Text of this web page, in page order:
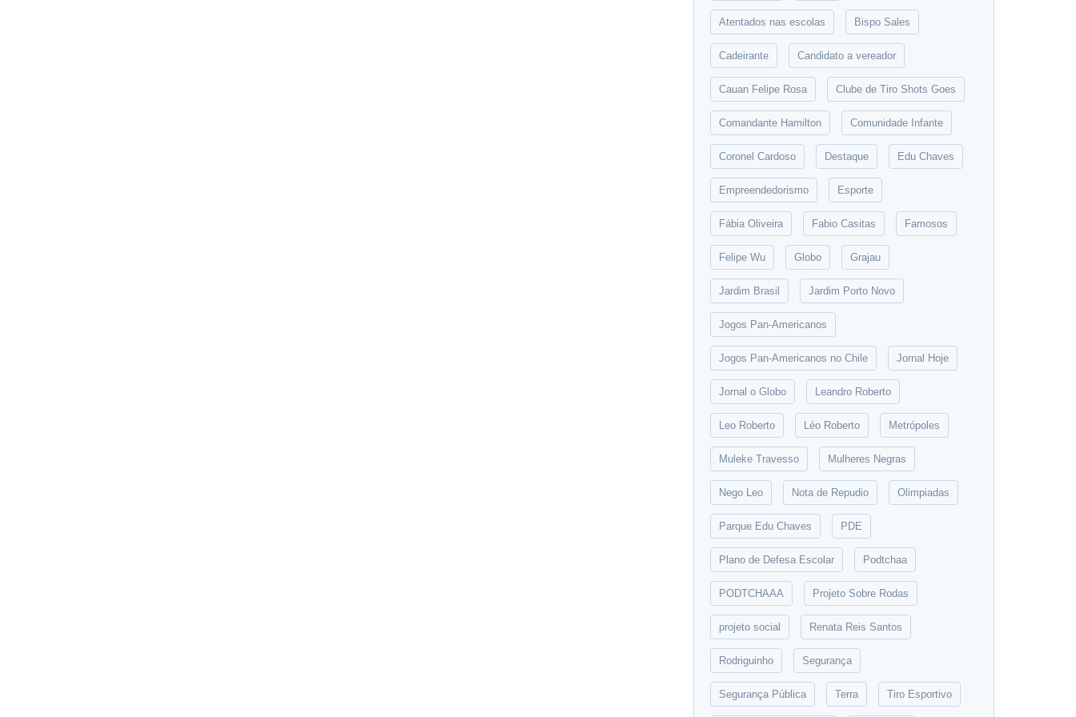
Atentados nas escolas Bispo Sales
Cadeirante Candidato a vereador
Cauan Felipe Rosa Clube de Tiro Shots Goes
Comandante Hamilton Comunidade Infante
Coronel Cardoso Destaque Edu Chaves
Empreendedorismo Esporte
Fábia Oliveira Fabio Casitas Famosos
Felipe Wu Globo Grajau
Jardim Brasil Jardim Porto Novo
Jogos Pan-Americanos
Jogos Pan-Americanos no Chile Jornal Hoje
Jornal o Globo Leandro Roberto
Leo Roberto Léo Roberto Metrópoles
Muleke Travesso Mulheres Negras
Nego Leo Nota de Repudio Olimpiadas
Parque Edu Chaves PDE
Plano de Defesa Escolar Podtchaa
PODTCHAAA Projeto Sobre Rodas
projeto social Renata Reis Santos
Rodriguinho Segurança
Segurança Pública Terra Tiro Esportivo